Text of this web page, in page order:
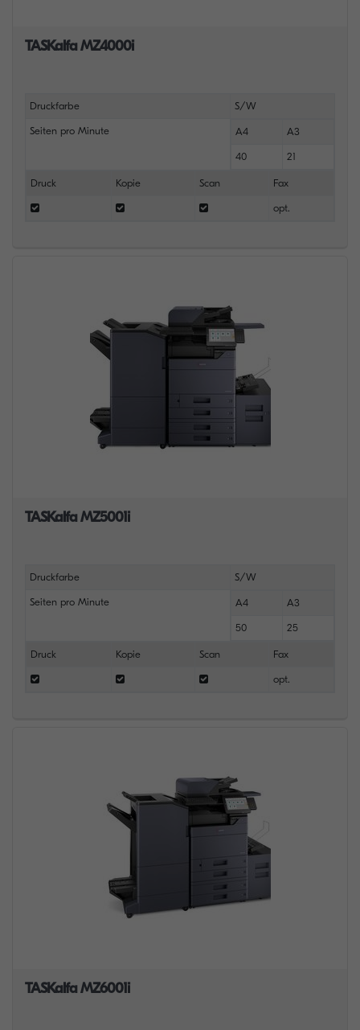
TASKalfa MZ4000i
Druckfarbe S/W
Seiten pro Minute A4 A3
40 21
Druck Kopie Scan Fax
opt.
TASKalfa MZ5001i
Druckfarbe S/W
Seiten pro Minute A4 A3
50 25
Druck Kopie Scan Fax
opt.
TASKalfa MZ6001i